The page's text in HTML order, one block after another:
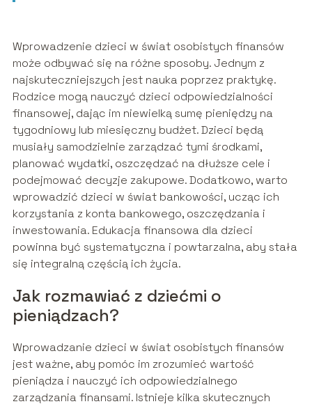
Wprowadzenie dzieci w świat osobistych finansów
może odbywać się na różne sposoby. Jednym z
najskuteczniejszych jest nauka poprzez praktykę.
Rodzice mogą nauczyć dzieci odpowiedzialności
finansowej, dając im niewielką sumę pieniędzy na
tygodniowy lub miesięczny budżet. Dzieci będą
musiały samodzielnie zarządzać tymi środkami,
planować wydatki, oszczędzać na dłuższe cele i
podejmować decyzje zakupowe. Dodatkowo, warto
wprowadzić dzieci w świat bankowości, ucząc ich
korzystania z konta bankowego, oszczędzania i
inwestowania. Edukacja finansowa dla dzieci
powinna być systematyczna i powtarzalna, aby stała
się integralną częścią ich życia.
Jak rozmawiać z dziećmi o
pieniądzach?
Wprowadzanie dzieci w świat osobistych finansów
jest ważne, aby pomóc im zrozumieć wartość
pieniądza i nauczyć ich odpowiedzialnego
zarządzania finansami. Istnieje kilka skutecznych